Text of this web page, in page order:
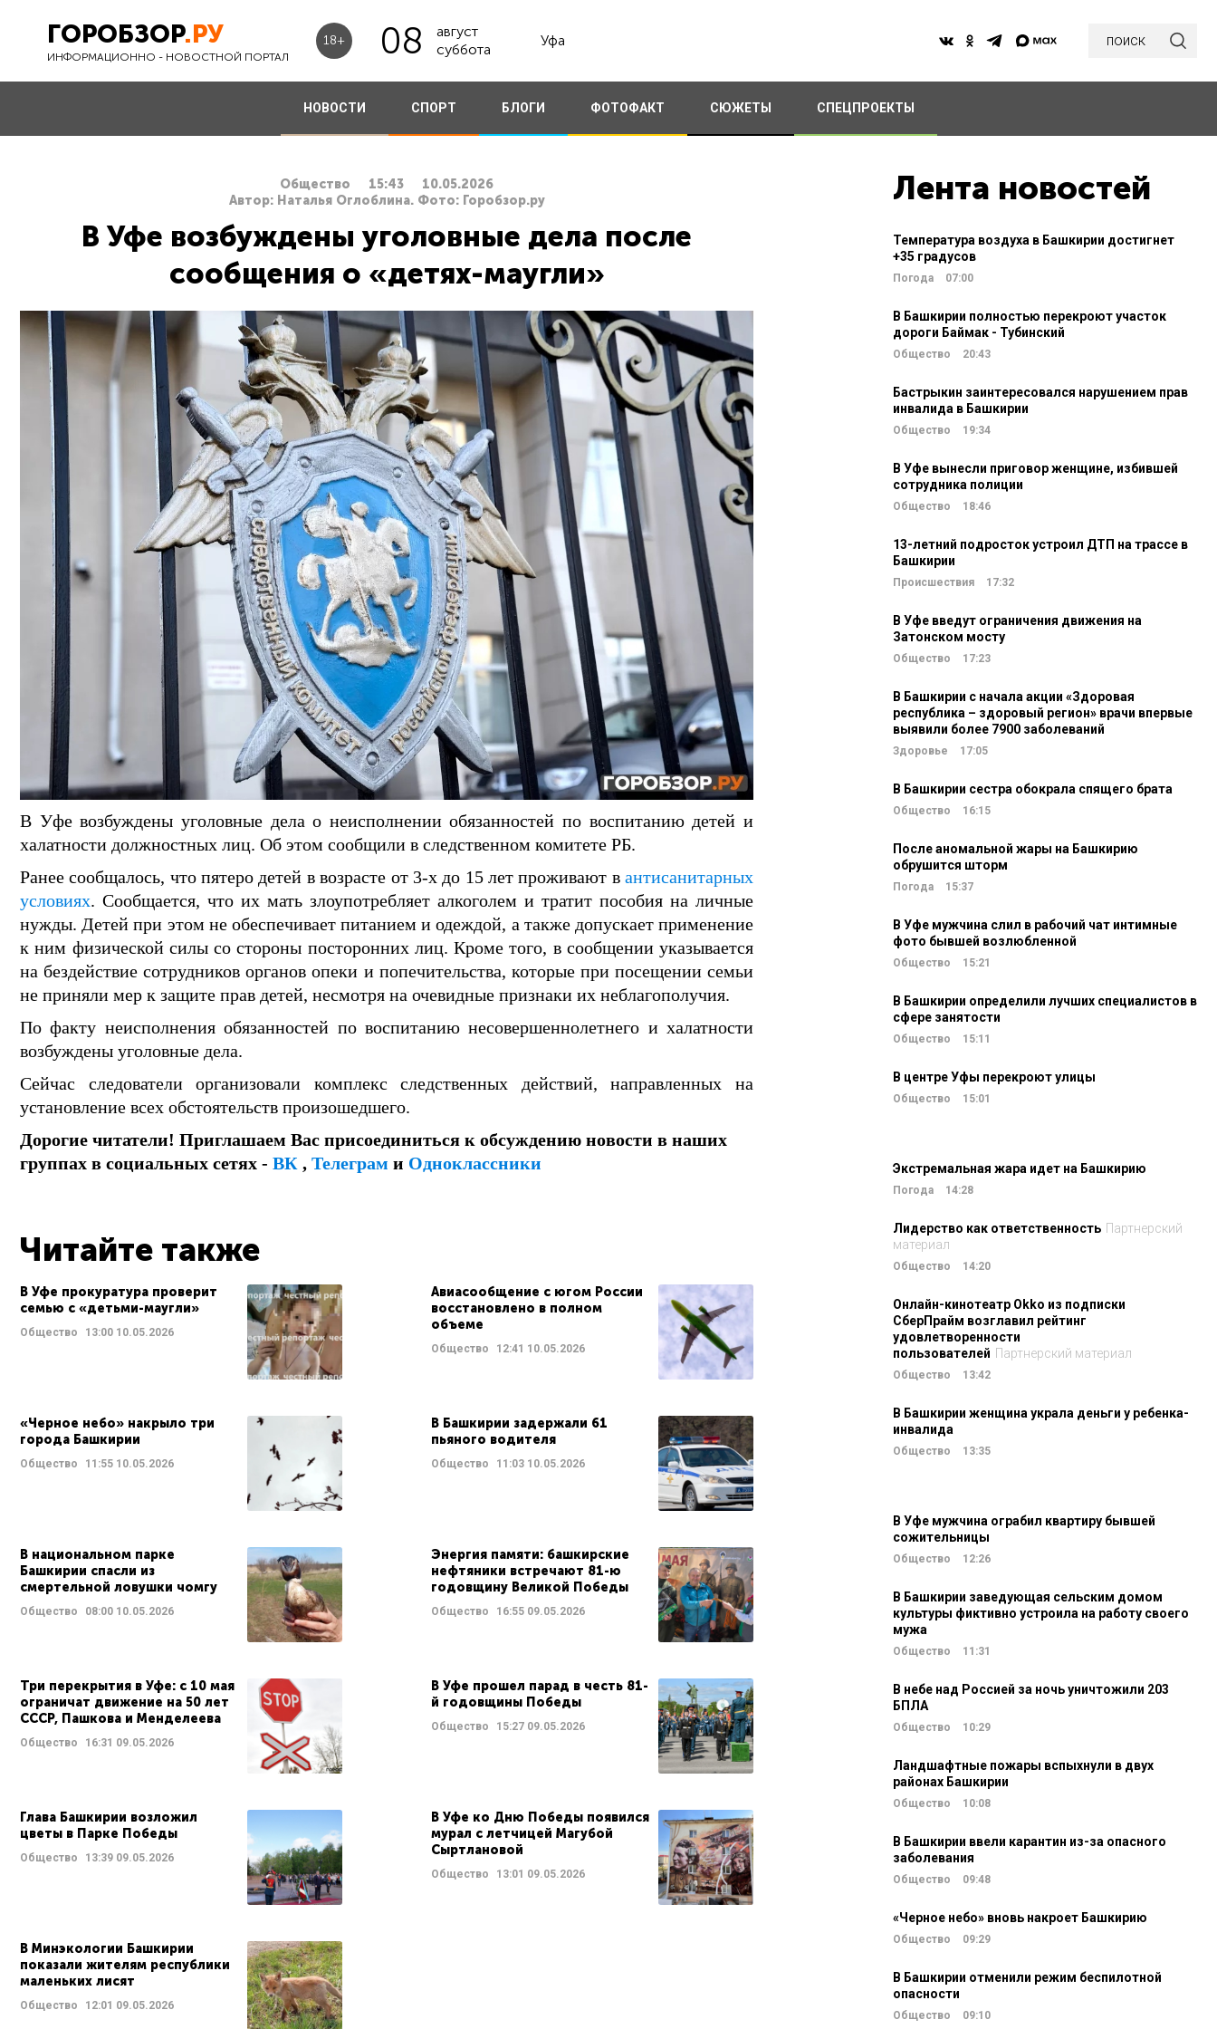
ГОРОБЗОР.РУ
ИНФОРМАЦИОННО - НОВОСТНОЙ ПОРТАЛ
18+ 08
август
суббота
Уфа поиск
НОВОСТИ СПОРТ БЛОГИ ФОТОФАКТ СЮЖЕТЫ СПЕЦПРОЕКТЫ
Общество 15:43
10.05.2026
Автор: Наталья Оглоблина. Фото: Горобзор.ру
В Уфе возбуждены уголовные дела после
сообщения о «детях-маугли»
В Уфе возбуждены уголовные дела о неисполнении обязанностей по воспитанию детей и
халатности должностных лиц. Об этом сообщили в следственном комитете РБ.
Ранее сообщалось, что пятеро детей в возрасте от 3-х до 15 лет проживают в антисанитарных
условиях. Сообщается, что их мать злоупотребляет алкоголем и тратит пособия на личные
нужды. Детей при этом не обеспечивает питанием и одеждой, а также допускает применение
к ним физической силы со стороны посторонних лиц. Кроме того, в сообщении указывается
на бездействие сотрудников органов опеки и попечительства, которые при посещении семьи
не приняли мер к защите прав детей, несмотря на очевидные признаки их неблагополучия.
По факту неисполнения обязанностей по воспитанию несовершеннолетнего и халатности
возбуждены уголовные дела.
Сейчас следователи организовали комплекс следственных действий, направленных на
установление всех обстоятельств произошедшего.
Дорогие читатели! Приглашаем Вас присоединиться к обсуждению новости в наших
группах в социальных сетях - ВК , Телеграм и Одноклассники
Читайте также
В Уфе прокуратура проверит
семью с «детьми-маугли»
Общество 13:00 10.05.2026
Авиасообщение с югом России
восстановлено в полном
объеме
Общество 12:41 10.05.2026
«Черное небо» накрыло три
города Башкирии
Общество 11:55 10.05.2026
В Башкирии задержали 61
пьяного водителя
Общество 11:0310.05.2026
В национальном парке
Башкирии спасли из
смертельной ловушки чомгу
Общество 08:00 10.05.2026
Энергия памяти: башкирские
нефтяники встречают 81-ю
годовщину Великой Победы
Общество 16:5509.05.2026
Три перекрытия в Уфе: с 10 мая
ограничат движение на 50 лет
СССР, Пашкова и Менделеева
Общество 16:31 09.05.2026
В Уфе прошел парад в честь 81-
й годовщины Победы
Общество 15:2709.05.2026
Глава Башкирии возложил
цветы в Парке Победы
Общество 13:39 09.05.2026
В Уфе ко Дню Победы появился
мурал с летчицей Магубой
Сыртлановой
Общество 13:01 09.05.2026
В Минэкологии Башкирии
показали жителям республики
маленьких лисят
Общество 12:01 09.05.2026
Лента новостей
Температура воздуха в Башкирии достигнет
+35 градусов
Погода 07:00
В Башкирии полностью перекроют участок
дороги Баймак - Тубинский
Общество 20:43
Бастрыкин заинтересовался нарушением прав
инвалида в Башкирии
Общество 19:34
В Уфе вынесли приговор женщине, избившей
сотрудника полиции
Общество 18:46
13-летний подросток устроил ДТП на трассе в
Башкирии
Происшествия 17:32
В Уфе введут ограничения движения на
Затонском мосту
Общество 17:23
В Башкирии с начала акции «Здоровая
республика – здоровый регион» врачи впервые
выявили более 7900 заболеваний
Здоровье 17:05
В Башкирии сестра обокрала спящего брата
Общество 16:15
После аномальной жары на Башкирию
обрушится шторм
Погода 15:37
В Уфе мужчина слил в рабочий чат интимные
фото бывшей возлюбленной
Общество 15:21
В Башкирии определили лучших специалистов в
сфере занятости
Общество 15:11
В центре Уфы перекроют улицы
Общество 15:01
Экстремальная жара идет на Башкирию
Погода 14:28
Лидерство как ответственность Партнерский
материал
Общество 14:20
Онлайн-кинотеатр Okko из подписки
СберПрайм возглавил рейтинг
удовлетворенности
пользователей Партнерский материал
Общество 13:42
В Башкирии женщина украла деньги у ребенка-
инвалида
Общество 13:35
В Уфе мужчина ограбил квартиру бывшей
сожительницы
Общество 12:26
В Башкирии заведующая сельским домом
культуры фиктивно устроила на работу своего
мужа
Общество 11:31
В небе над Россией за ночь уничтожили 203
БПЛА
Общество 10:29
Ландшафтные пожары вспыхнули в двух
районах Башкирии
Общество 10:08
В Башкирии ввели карантин из-за опасного
заболевания
Общество 09:48
«Черное небо» вновь накроет Башкирию
Общество 09:29
В Башкирии отменили режим беспилотной
опасности
Общество 09:10